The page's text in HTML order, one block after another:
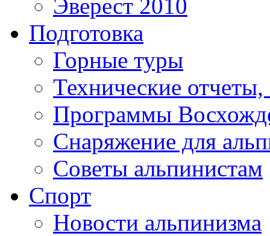
Эверест 2010
Подготовка
Горные туры
Технические
Программы
Снаряжение для
Советы альпинистам
Спорт
Новости альпинизма